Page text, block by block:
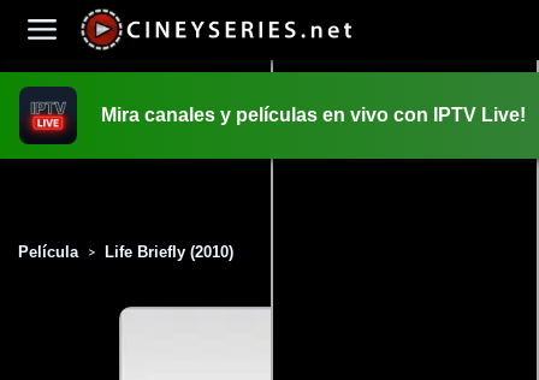
Mira canales y películas en vivo con IPTV Live!
Película > Life Briefly (2010)